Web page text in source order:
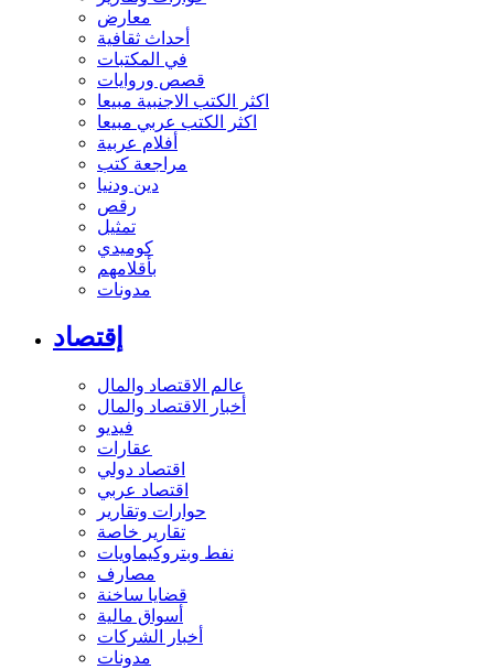
معارض
أحداث ثقافية
في المكتبات
قصص وروايات
اكثر الكتب الاجنبية مبيعا
اكثر الكتب عربي مبيعا
أفلام عربية
مراجعة كتب
دين ودنيا
رقص
تمثيل
كوميدي
بأقلامهم
مدونات
إقتصاد
عالم الاقتصاد والمال
أخبار الاقتصاد والمال
فيديو
عقارات
اقتصاد دولي
اقتصاد عربي
حوارات وتقارير
تقارير خاصة
نفط وبتروكيماويات
مصارف
قضايا ساخنة
أسواق مالية
أخبار الشركات
مدونات